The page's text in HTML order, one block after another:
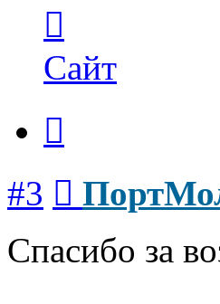
пользователя
ПортМолд
Сайт
#3
Спасибо за